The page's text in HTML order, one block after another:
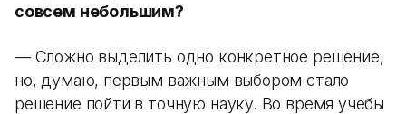
совсем небольшим?
— Сложно выделить одно конкретное решение,
но, думаю, первым важным выбором стало
решение пойти в точную науку. Во время учебы